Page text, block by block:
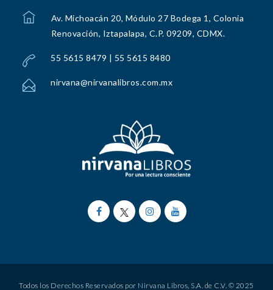
Av. Michoacán 20, Módulo 27 Bodega 1, Colonia
Renovación, Iztapalapa, C.P. 09209, CDMX.
55 5615 8479 | 55 5615 8480
nirvana@nirvanalibros.com.mx
Todos los Derechos Reservados por Nirvana Libros, S.A. de C.V. © 2025